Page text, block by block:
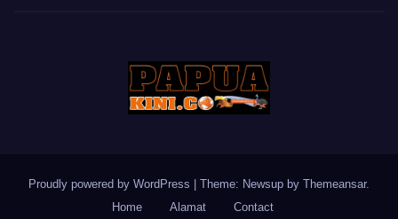
Proudly powered by WordPress Theme: Newsup by Themeansar.
Home
Alamat Contact